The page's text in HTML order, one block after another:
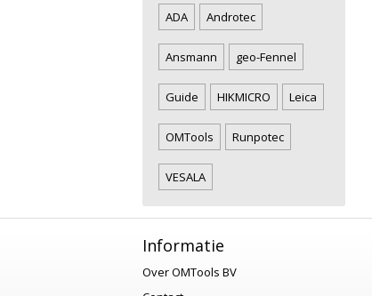
ADA Androtec
Ansmann geo-Fennel
Guide HIKMICRO Leica
OMTools Runpotec
VESALA
Informatie
Over OMTools BV